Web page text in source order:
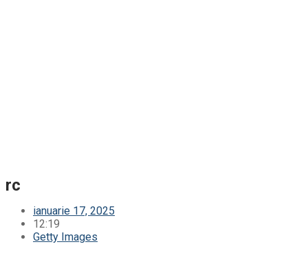
rc
ianuarie 17, 2025
12:19
Getty Images